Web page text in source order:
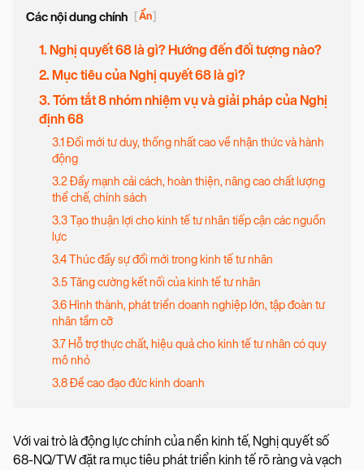
Các nội dung chính [Ẩn]
1. Nghị quyết 68 là gì? Hướng đến đối tượng nào?
2. Mục tiêu của Nghị quyết 68 là gì?
3. Tóm tắt 8 nhóm nhiệm vụ và giải pháp của Nghị
định 68
3.1 Đổi mới tư duy, thống nhất cao về nhận thức và hành
động
3.2 Đẩy mạnh cải cách, hoàn thiện, nâng cao chất lượng
thể chế, chính sách
3.3 Tạo thuận lợi cho kinh tế tư nhân tiếp cận các nguồn
lực
3.4 Thúc đẩy sự đổi mới trong kinh tế tư nhân
3.5 Tăng cường kết nối của kinh tế tư nhân
3.6 Hình thành, phát triển doanh nghiệp lớn, tập đoàn tư
nhân tầm cỡ
3.7 Hỗ trợ thực chất, hiệu quả cho kinh tế tư nhân có quy
mô nhỏ
3.8 Đề cao đạo đức kinh doanh
Với vai trò là động lực chính của nền kinh tế, Nghị quyết số
68-NQ/TW đặt ra mục tiêu phát triển kinh tế rõ ràng và vạch